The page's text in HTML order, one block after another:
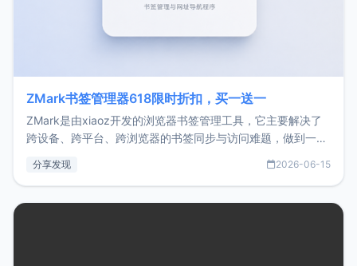
ZMark书签管理器618限时折扣，买一送一
ZMark是由xiaoz开发的浏览器书签管理工具，它主要解决了
跨设备、跨平台、跨浏览器的书签同步与访问难题，做到一处
用，让管理更高效。ZMark官网地址：
分享发现 2026-06-15